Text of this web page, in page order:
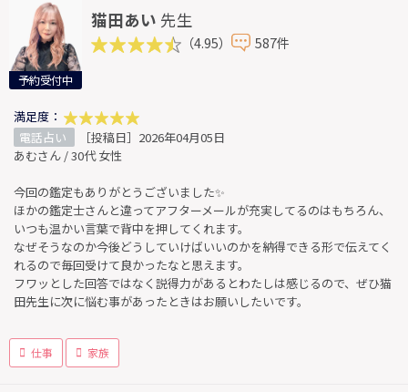
予約受付中
猫田あい 先生
（4.95） 587件
満足度：
電話占い
［投稿日］2026年04月05日
あむさん / 30代 女性
今回の鑑定もありがとうございました✨
ほかの鑑定士さんと違ってアフターメールが充実してるのはもちろん、
いつも温かい言葉で背中を押してくれます。
なぜそうなのか今後どうしていけばいいのかを納得できる形で伝えてく
れるので毎回受けて良かったなと思えます。
フワッとした回答ではなく説得力があるとわたしは感じるので、ぜひ猫
田先生に次に悩む事があったときはお願いしたいです。
仕事 家族